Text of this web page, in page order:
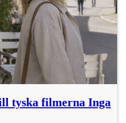
tyska filmerna Inga